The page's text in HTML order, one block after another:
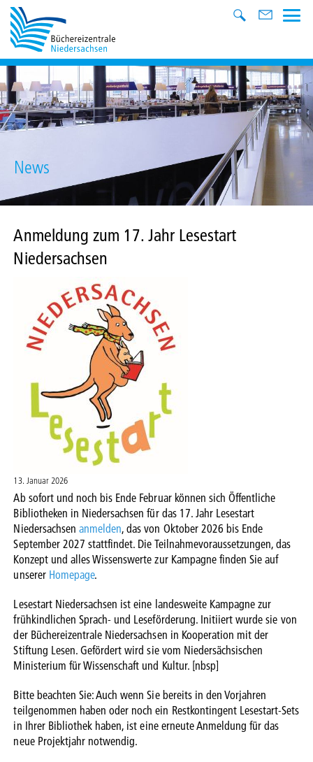
News
Anmeldung zum 17. Jahr Lesestart
Niedersachsen
13. Januar 2026
Ab sofort und noch bis Ende Februar können sich Öffentliche
Bibliotheken in Niedersachsen für das 17. Jahr Lesestart
Niedersachsen anmelden, das von Oktober 2026 bis Ende
September 2027 stattfindet. Die Teilnahmevoraussetzungen, das
Konzept und alles Wissenswerte zur Kampagne finden Sie auf
unserer Homepage.
Lesestart Niedersachsen ist eine landesweite Kampagne zur
frühkindlichen Sprach- und Leseförderung. Initiiert wurde sie von
der Büchereizentrale Niedersachsen in Kooperation mit der
Stiftung Lesen. Gefördert wird sie vom Niedersächsischen
Ministerium für Wissenschaft und Kultur. [nbsp]
Bitte beachten Sie: Auch wenn Sie bereits in den Vorjahren
teilgenommen haben oder noch ein Restkontingent Lesestart-Sets
in Ihrer Bibliothek haben, ist eine erneute Anmeldung für das
neue Projektjahr notwendig.